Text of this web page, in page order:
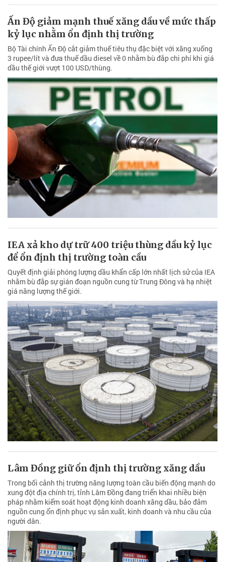
Ấn Độ giảm mạnh thuế xăng dầu về mức thấp
kỷ lục nhằm ổn định thị trường
Bộ Tài chính Ấn Độ cắt giảm thuế tiêu thụ đặc biệt với xăng xuống
3 rupee/lít và đưa thuế dầu diesel về 0 nhằm bù đắp chi phí khi giá
dầu thế giới vượt 100 USD/thùng.
IEA xả kho dự trữ 400 triệu thùng dầu kỷ lục
để ổn định thị trường toàn cầu
Quyết định giải phóng lượng dầu khẩn cấp lớn nhất lịch sử của IEA
nhằm bù đắp sự gián đoạn nguồn cung từ Trung Đông và hạ nhiệt
giá năng lượng thế giới.
Lâm Đồng giữ ổn định thị trường xăng dầu
Trong bối cảnh thị trường năng lượng toàn cầu biến động mạnh do
xung đột địa chính trị, tỉnh Lâm Đồng đang triển khai nhiều biện
pháp nhằm kiểm soát hoạt động kinh doanh xăng dầu, bảo đảm
nguồn cung ổn định phục vụ sản xuất, kinh doanh và nhu cầu của
người dân.